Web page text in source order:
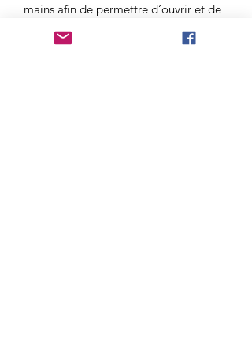
mains afin de permettre d’ouvrir et de
charger les chakras de celles ci. Cette
pierre nous permet également